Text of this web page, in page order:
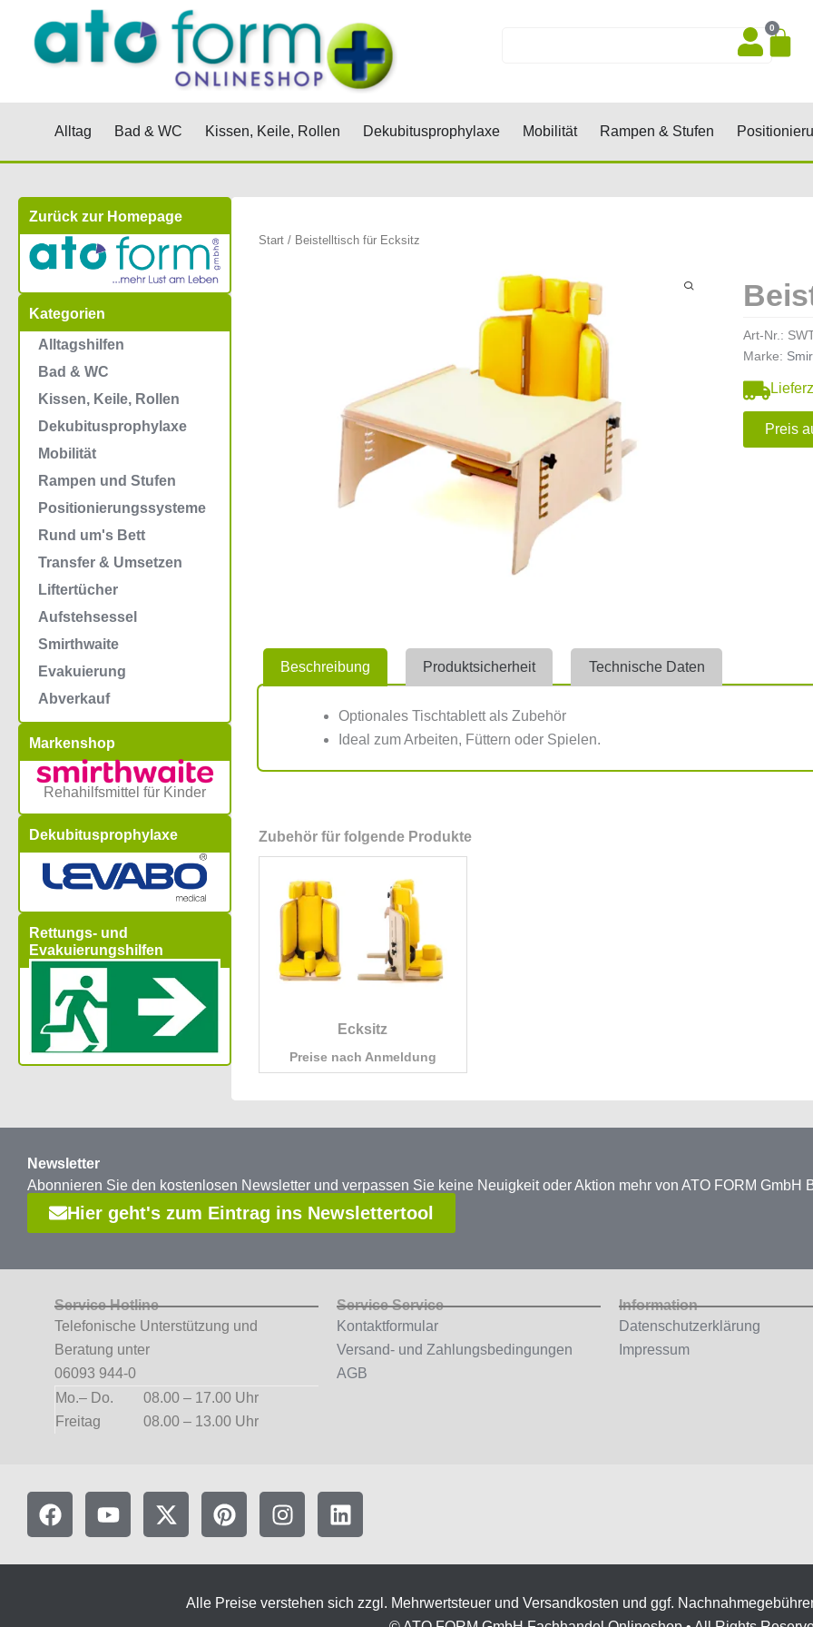
springen
0
Alltag Öffne Alltag
Bad & WC Öffne Bad & WC
Kissen, Keile, Rollen Öffne Kissen, Keile, Rollen
Dekubitusprophylaxe Öffne Dekubitusprophylaxe
Mobilität Öffne Mobilität
Rampen & Stufen Öffne
Zurück zur Homepage
Kategorien
Alltagshilfen
Bad & WC
Kissen, Keile, Rollen
Dekubitusprophylaxe
Mobilität
Rampen und Stufen
Positionierungssysteme
Rund um's Bett
Transfer & Umsetzen
Liftertücher
Aufstehsessel
Smirthwaite
Evakuierung
Abverkauf
Markenshop
Rehahilfsmittel für Kinder
Dekubitusprophylaxe
Rettungs- und
Evakuierungshilfen
Start/ Beistelltisch für Ecksitz
Art-Nr.:
Marke:
Preis
Beschreibung Produktsicherheit Technische Daten
Optionales Tischtablett als Zubehör
Ideal zum Arbeiten, Füttern oder Spielen.
Zubehör für folgende Produkte
Ecksitz
Preise nach Anmeldung
Newsletter
Abonnieren Sie den kostenlosen Newsletter und verpassen Sie keine Neuigkeit oder Aktion mehr von ATO FORM GmbH
Hier geht's zum Eintrag ins Newslettertool
Service Hotline
Telefonische Unterstützung und
Beratung unter
06093 944-0
Mo.– Do.
08.00 – 17.00 Uhr
Freitag
08.00 – 13.00 Uhr
Service Service
Kontaktformular
Versand- und Zahlungsbedingungen
AGB
Information
Datenschutzerklärung
Impressum
F
a
e
Y
o
t
X
-
w
P
i
t
e
r
I
n
t
a
g
L
i
k
e
d
Alle Preise verstehen sich zzgl. Mehrwertsteuer und Versandkosten und ggf.